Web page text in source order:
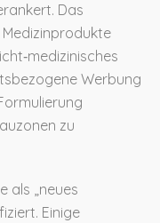
Das
Werbung
zu
als „neues
Einige